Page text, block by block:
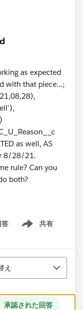
as expected
with that piece...;
as well, AS
8/28/21.
rule? Can you
both?
共有
Show menu
え
承認された回答